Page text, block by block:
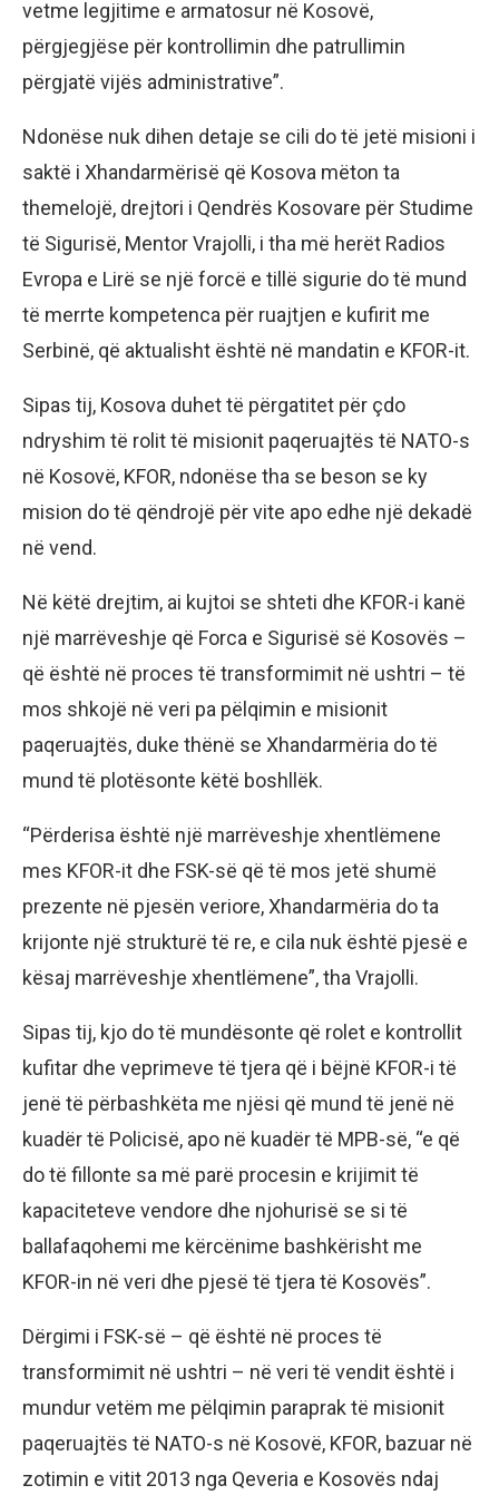
vetme legjitime e armatosur në Kosovë,
përgjegjëse për kontrollimin dhe patrullimin
përgjatë vijës administrative”.
Ndonëse nuk dihen detaje se cili do të jetë misioni i
saktë i Xhandarmërisë që Kosova mëton ta
themelojë, drejtori i Qendrës Kosovare për Studime
të Sigurisë, Mentor Vrajolli, i tha më herët Radios
Evropa e Lirë se një forcë e tillë sigurie do të mund
të merrte kompetenca për ruajtjen e kufirit me
Serbinë, që aktualisht është në mandatin e KFOR-it.
Sipas tij, Kosova duhet të përgatitet për çdo
ndryshim të rolit të misionit paqeruajtës të NATO-s
në Kosovë, KFOR, ndonëse tha se beson se ky
mision do të qëndrojë për vite apo edhe një dekadë
në vend.
Në këtë drejtim, ai kujtoi se shteti dhe KFOR-i kanë
një marrëveshje që Forca e Sigurisë së Kosovës –
që është në proces të transformimit në ushtri – të
mos shkojë në veri pa pëlqimin e misionit
paqeruajtës, duke thënë se Xhandarmëria do të
mund të plotësonte këtë boshllëk.
“Përderisa është një marrëveshje xhentlëmene
mes KFOR-it dhe FSK-së që të mos jetë shumë
prezente në pjesën veriore, Xhandarmëria do ta
krijonte një strukturë të re, e cila nuk është pjesë e
kësaj marrëveshje xhentlëmene”, tha Vrajolli.
Sipas tij, kjo do të mundësonte që rolet e kontrollit
kufitar dhe veprimeve të tjera që i bëjnë KFOR-i të
jenë të përbashkëta me njësi që mund të jenë në
kuadër të Policisë, apo në kuadër të MPB-së, “e që
do të fillonte sa më parë procesin e krijimit të
kapaciteteve vendore dhe njohurisë se si të
ballafaqohemi me kërcënime bashkërisht me
KFOR-in në veri dhe pjesë të tjera të Kosovës”.
Dërgimi i FSK-së – që është në proces të
transformimit në ushtri – në veri të vendit është i
mundur vetëm me pëlqimin paraprak të misionit
paqeruajtës të NATO-s në Kosovë, KFOR, bazuar në
zotimin e vitit 2013 nga Qeveria e Kosovës ndaj